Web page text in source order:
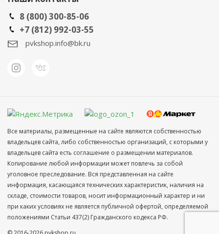
8 (800) 300-85-06
+7 (812) 992-03-55
pvkshop.info@bk.ru
Все материалы, размещенные на сайте являются собственностью
владельцев сайта, либо собственностью организаций, с которыми у
владельцев сайта есть соглашение о размещении материалов.
Копирование любой информации может повлечь за собой
уголовное преследование. Вся представленная на сайте
информация, касающаяся технических характеристик, наличия на
складе, стоимости товаров, носит информационный характер и ни
при каких условиях не является публичной офертой, определяемой
положениями Статьи 437(2) Гражданского кодекса РФ.